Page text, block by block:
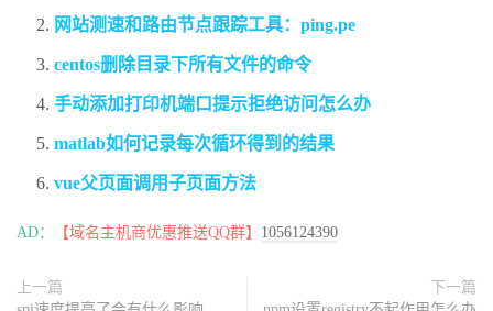
网站测速和路由节点跟踪工具：ping.pe
centos删除目录下所有文件的命令
手动添加打印机端口提示拒绝访问怎么办
matlab如何记录每次循环得到的结果
vue父页面调用子页面方法
AD： 【域名主机商优惠推送QQ群】 1056124390
上一篇
下一篇